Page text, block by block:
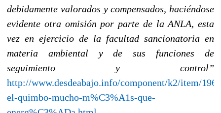
debidamente valorados y compensados, haciéndose
evidente otra omisión por parte de la ANLA, esta
vez en ejercicio de la facultad sancionatoria en
materia ambiental y de sus funciones de
seguimiento y control”
http://www.desdeabajo.info/component/k2/item/
el-quimbo-mucho-m%C3%A1s-que-